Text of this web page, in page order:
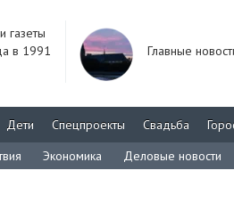
газеты
в 1991
Главные
Дети Спецпроекты Свадьба
Экономика Деловые новости